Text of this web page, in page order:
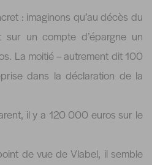
: imaginons qu’au décès du
un compte d’épargne un
La moitié – autrement dit 100
dans la déclaration de la
il y a 120 000 euros sur le
de vue de Vlabel, il semble